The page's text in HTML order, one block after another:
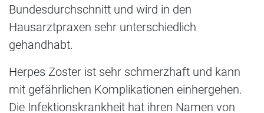
Bundesdurchschnitt und wird in den
Hausarztpraxen sehr unterschiedlich
gehandhabt.
Herpes Zoster ist sehr schmerzhaft und kann
mit gefährlichen Komplikationen einhergehen.
Die Infektionskrankheit hat ihren Namen von